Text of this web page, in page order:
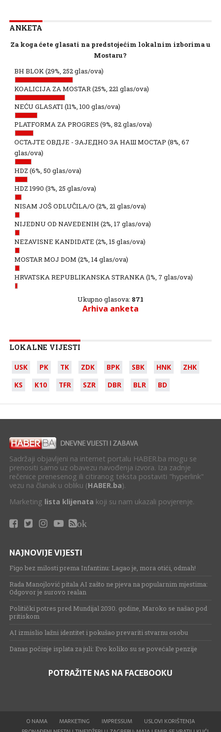
ANKETA
Za koga ćete glasati na predstojećim lokalnim izborima u
Mostaru?
BH BLOK(29%, 252 glas/ova)
KOALICIJA ZA MOSTAR(25%, 221 glas/ova)
NEĆU GLASATI (11%, 100 glas/ova)
PLATFORMA ZA PROGRES (9%, 82 glas/ova)
ОСТАЈТЕ ОВДЈЕ - ЗАЈЕДНО ЗА НАШ МОСТАР (8%, 67
glas/ova)
HDZ (6%, 50 glas/ova)
HDZ 1990 (3%, 25 glas/ova)
NISAM JOŠ ODLUČILA/O (2%, 21 glas/ova)
NIJEDNU OD NAVEDENIH (2%, 17 glas/ova)
NEZAVISNE KANDIDATE (2%, 15 glas/ova)
MOSTAR MOJ DOM (2%, 14 glas/ova)
HRVATSKA REPUBLIKANSKA STRANKA(1%, 7 glas/ova)
Ukupno glasova: 871
Arhiva anketa
LOKALNE VIJESTI
USK PK TK ZDK BPK SBK HNK
ZHK
KS
K10 TFR SZR DBR BLR BD
Sadržaji objavljeni na internet portalu HABER.ba mogu se
prenositi samo uz obavezu navođenja izvora. Iza zadnje
rečenice prenesenog ili citiranog teksta postaviti "hyperlink"
vezu na članak u obliku (HABER.ba).
Marketing lista klijenata koji su nam ukazali povjerenje.
ok
NAJNOVIJE VIJESTI
Figo bez milosti prema Infantinu: Lagao je, mora otići, odmah!
Rada Manojlović pitala AI zašto ne pjeva na popularnim mjestima:
Odgovor je surovo realan
Politički potres pred Mundijal 2030. godine, Maroko se našao pod
pritiskom
AI izmislio lažni identitet i pokušao prevariti stvarnu osobu
Danas počinje isplata za juli: Evo koliko su se povećale penzije
POTRAŽITE NAS NA FACEBOOKU
O NAMA MARKETING IMPRESSUM
USLOVI KORIŠTENJA